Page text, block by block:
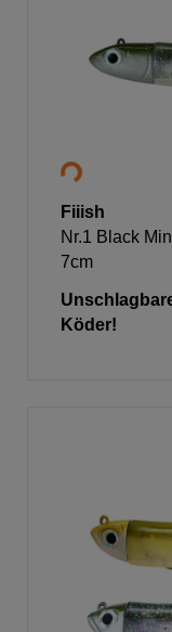
Fiiish
Nr.1 Black
7cm
Köder!